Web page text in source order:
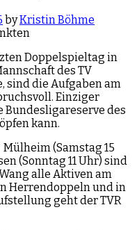
byKristin Böhme
Doppelspieltag in
des TV
sind die Aufgaben am
Einziger
Bundesligareserve des
kann.
(Samstag 15
(Sonntag 11 Uhr) sind
alle Aktiven am
Herrendoppeln und in
geht der TVR